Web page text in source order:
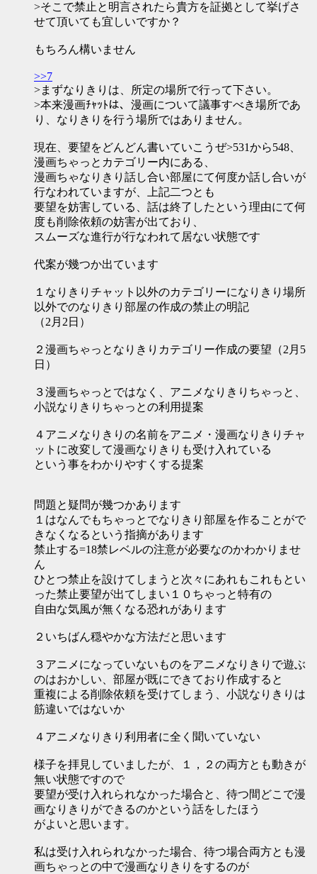
>そこで禁止と明言されたら貴方を証拠として挙げさ
せて頂いても宜しいですか？
もちろん構いません
>>7
>まずなりきりは、所定の場所で行って下さい。
>本来漫画ﾁｬｯﾄは、漫画について議事すべき場所であ
り、なりきりを行う場所ではありません。
現在、要望をどんどん書いていこうぜ>531から548、
漫画ちゃっとカテゴリー内にある、
漫画ちゃなりきり話し合い部屋にて何度か話し合いが
行なわれていますが、上記二つとも
要望を妨害している、話は終了したという理由にて何
度も削除依頼の妨害が出ており、
スムーズな進行が行なわれて居ない状態です
代案が幾つか出ています
１なりきりチャット以外のカテゴリーになりきり場所
以外でのなりきり部屋の作成の禁止の明記
（2月2日）
２漫画ちゃっとなりきりカテゴリー作成の要望（2月5
日）
３漫画ちゃっとではなく、アニメなりきりちゃっと、
小説なりきりちゃっとの利用提案
４アニメなりきりの名前をアニメ・漫画なりきりチャ
ットに改変して漫画なりきりも受け入れている
という事をわかりやすくする提案
問題と疑問が幾つかあります
１はなんでもちゃっとでなりきり部屋を作ることがで
きなくなるという指摘があります
禁止する=18禁レベルの注意が必要なのかわかりませ
ん
ひとつ禁止を設けてしまうと次々にあれもこれもとい
った禁止要望が出てしまい１０ちゃっと特有の
自由な気風が無くなる恐れがあります
２いちばん穏やかな方法だと思います
３アニメになっていないものをアニメなりきりで遊ぶ
のはおかしい、部屋が既にできており作成すると
重複による削除依頼を受けてしまう、小説なりきりは
筋違いではないか
４アニメなりきり利用者に全く聞いていない
様子を拝見していましたが、１，２の両方とも動きが
無い状態ですので
要望が受け入れられなかった場合と、待つ間どこで漫
画なりきりができるのかという話をしたほう
がよいと思います。
私は受け入れられなかった場合、待つ場合両方とも漫
画ちゃっとの中で漫画なりきりをするのが